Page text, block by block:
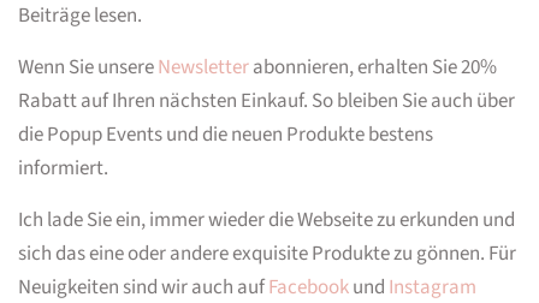
Beiträge lesen.
Wenn Sie unsereNewsletterabonnieren, erhalten Sie 20%
Rabatt auf Ihren nächsten Einkauf. So bleiben Sie auch über
die Popup Events und die neuen Produkte bestens
informiert.
Ich lade Sie ein, immer wieder die Webseite zu erkunden und
sich das eine oder andere exquisite Produkte zu gönnen. Für
Neuigkeiten sind wir auch aufFacebookund Instagram